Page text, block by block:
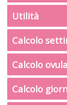
Utilità
Calcolo
Calcolo
Calcolo